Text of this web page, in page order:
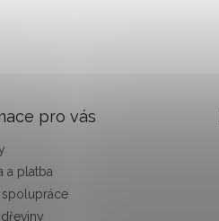
pro vás
a platba
spolupráce